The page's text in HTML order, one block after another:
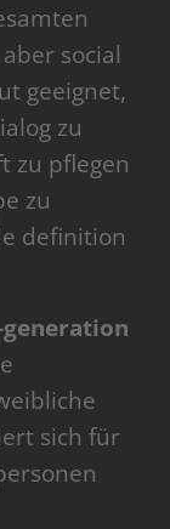
social
geeignet,
zu
zu pflegen
zu
definition
sich für